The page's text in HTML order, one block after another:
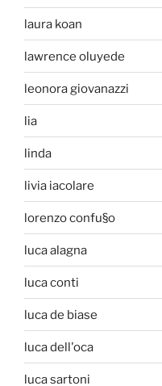
laura koan
lawrence oluyede
leonora giovanazzi
lia
linda
livia iacolare
lorenzo confu§o
luca alagna
luca conti
luca de biase
luca dell'oca
luca sartoni